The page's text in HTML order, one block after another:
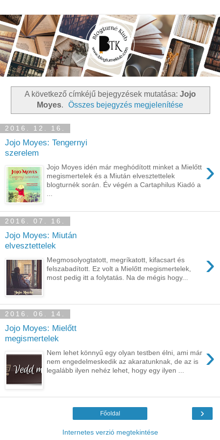
A következő címkéjű bejegyzések mutatása: Jojo
Moyes. Összes bejegyzés megjelenítése
2016. 12. 16.
Jojo Moyes: Tengernyi
szerelem
›
Jojo Moyes idén már meghódított minket a Mielőtt
megismertelek és a Miután elvesztettelek
blogturnék során. Év végén a Cartaphilus Kiadó a
2016. 07. 16.
Jojo Moyes: Miután
elvesztettelek
›
Megmosolyogtatott, megríkatott, kifacsart és
felszabadított. Ez volt a Mielőtt megismertelek,
most pedig itt a folytatás. Na de mégis hogy...
2016. 06. 14.
Jojo Moyes: Mielőtt
megismertelek
›
Nem lehet könnyű egy olyan testben élni, ami már
nem engedelmeskedik az akaratunknak, de az is
legalább ilyen nehéz lehet, hogy egy ilyen ...
›
Főoldal
Internetes verzió megtekintése